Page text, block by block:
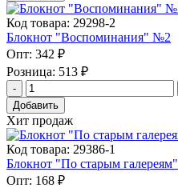
Код товара: 29298-2
Блокнот "Воспоминания" №2
Опт: 342 ₽
Розница: 513 ₽
Добавить
Хит продаж
Код товара: 29386-1
Блокнот "По старым галереям"
Опт: 168 ₽